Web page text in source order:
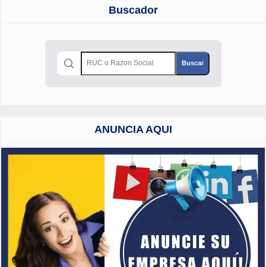
Buscador
ANUNCIA AQUI